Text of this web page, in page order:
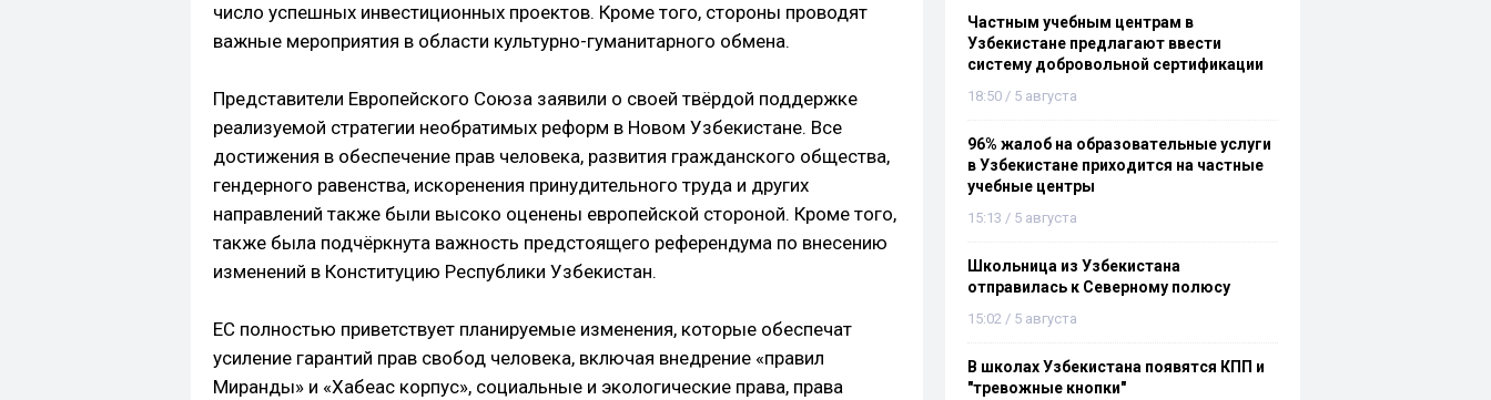
число успешных инвестиционных проектов. Кроме того, стороны проводят
важные мероприятия в области культурно-гуманитарного обмена.
Представители Европейского Союза заявили о своей твёрдой поддержке
реализуемой стратегии необратимых реформ в Новом Узбекистане. Все
достижения в обеспечение прав человека, развития гражданского общества,
гендерного равенства, искоренения принудительного труда и других
направлений также были высоко оценены европейской стороной. Кроме того,
также была подчёркнута важность предстоящего референдума по внесению
изменений в Конституцию Республики Узбекистан.
ЕС полностью приветствует планируемые изменения, которые обеспечат
усиление гарантий прав свобод человека, включая внедрение «правил
Миранды» и «Хабеас корпус», социальные и экологические права, права
Частным учебным центрам в
Узбекистане предлагают ввести
систему добровольной сертификации
18:50 / 5 августа
96% жалоб на образовательные услуги
в Узбекистане приходится на частные
учебные центры
15:13 / 5 августа
Школьница из Узбекистана
отправилась к Северному полюсу
15:02 / 5 августа
В школах Узбекистана появятся КПП и
"тревожные кнопки"